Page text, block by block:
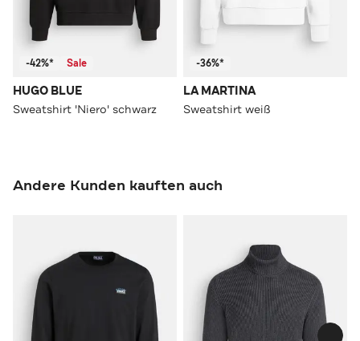
-42%* Sale
HUGO BLUE
Sweatshirt 'Niero' schwarz
-36%*
LA MARTINA
Sweatshirt weiß
Andere Kunden kauften auch